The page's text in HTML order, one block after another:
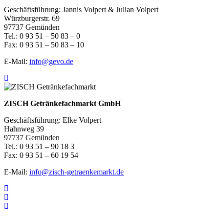
Geschäftsführung: Jannis Volpert & Julian Volpert
Würzburgerstr. 69
97737 Gemünden
Tel.: 0 93 51 – 50 83 – 0
Fax: 0 93 51 – 50 83 – 10
E-Mail: info@gevo.de
ZISCH Getränkefachmarkt GmbH
Geschäftsführung: Elke Volpert
Hahnweg 39
97737 Gemünden
Tel.: 0 93 51 – 90 18 3
Fax: 0 93 51 – 60 19 54
E-Mail: info@zisch-getraenkemarkt.de